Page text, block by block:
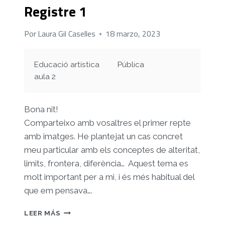
ARTÍSTIQUES
Registre 1
PorLaura Gil Caselles 18 marzo, 2023
Educació artística
aula 2
Pública
Bona nit!
Comparteixo amb vosaltres el primer repte
amb imatges. He plantejat un cas concret
meu particular amb els conceptes de alteritat,
limits, frontera, diferència… Aquest tema es
molt important per a mi, i és més habitual del
que em pensava….
LEER MÁS REGISTRE